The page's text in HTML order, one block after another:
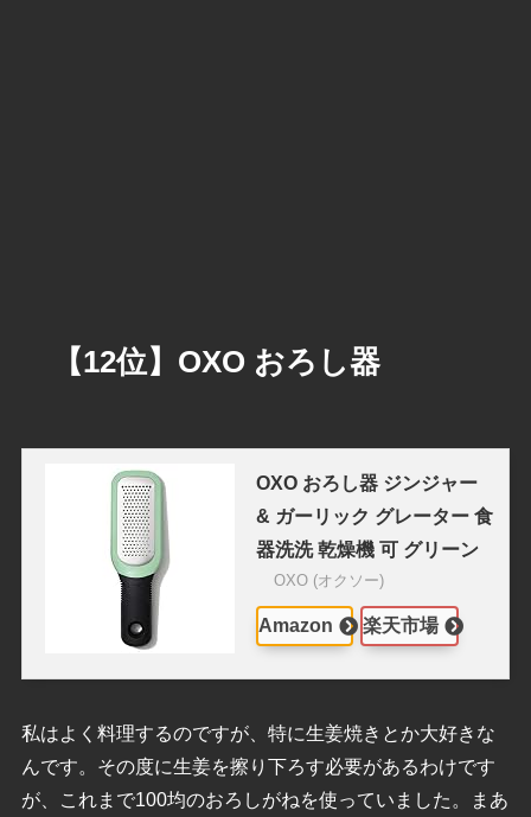
【12位】OXO おろし器
OXO おろし器 ジンジャー
& ガーリック グレーター 食
器洗洗 乾燥機 可 グリーン
OXO (オクソー)
Amazon 楽天市場
私はよく料理するのですが、特に生姜焼きとか大好きな
んです。その度に生姜を擦り下ろす必要があるわけです
が、これまで100均のおろしがねを使っていました。まあ